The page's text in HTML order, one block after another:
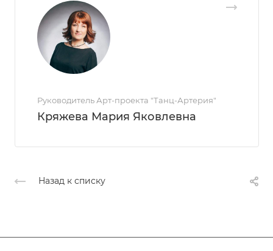
Руководитель Арт-проекта "Танц-Артерия"
Кряжева Мария Яковлевна
Назад к списку